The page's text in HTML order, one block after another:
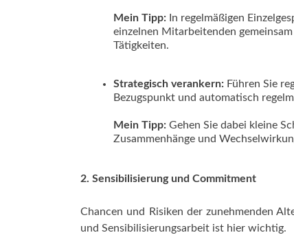
Mein Tipp: In regelmäßigen
einzelnen Mitarbeitenden
Tätigkeiten.
Strategisch verankern: Führen Sie
Bezugspunkt und automatisch
Mein Tipp: Gehen Sie dabei kleine
Zusammenhänge und
2. Sensibilisierung und Commitment
Chancen und Risiken der zunehmenden
und Sensibilisierungsarbeit ist hier wichtig.